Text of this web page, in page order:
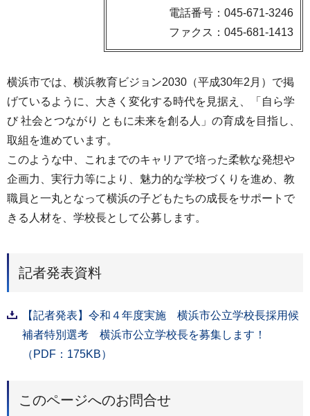
電話番号：045-671-3246
ファクス：045-681-1413
横浜市では、横浜教育ビジョン2030（平成30年2月）で掲
げているように、大きく変化する時代を見据え、「自ら学
び 社会とつながり ともに未来を創る人」の育成を目指し、
取組を進めています。
このような中、これまでのキャリアで培った柔軟な発想や
企画力、実行力等により、魅力的な学校づくりを進め、教
職員と一丸となって横浜の子どもたちの成長をサポートで
きる人材を、学校長として公募します。
記者発表資料
【記者発表】令和４年度実施 横浜市公立学校長採用候
補者特別選考 横浜市公立学校長を募集します！
（PDF：175KB）
このページへのお問合せ